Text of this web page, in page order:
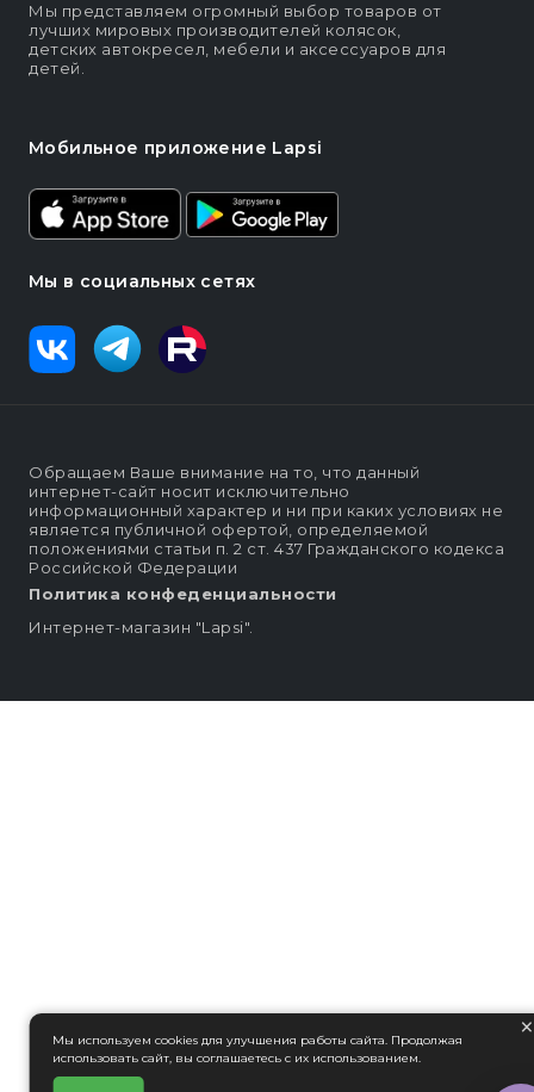
Мы представляем огромный выбор товаров от
лучших мировых производителей колясок,
детских автокресел, мебели и аксессуаров для
детей.
Мобильное приложение Lapsi
Мы в социальных сетях
Обращаем Ваше внимание на то, что данный
интернет-сайт носит исключительно
информационный характер и ни при каких условиях не
является публичной офертой, определяемой
положениями статьи п. 2 ст. 437 Гражданского кодекса
Российской Федерации
Политика конфеденциальности
Интернет-магазин "Lapsi".
×
Мы используем cookies для улучшения работы сайта. Продолжая
использовать сайт, вы соглашаетесь с их использованием.